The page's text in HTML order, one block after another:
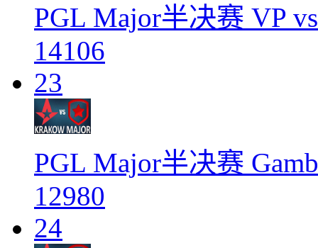
PGL Major半决赛 VP
14106
23
PGL Major半决赛
12980
24